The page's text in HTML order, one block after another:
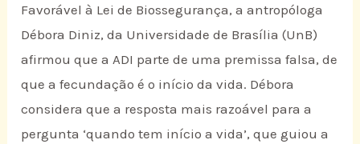
Favorável à Lei de Biossegurança, a antropóloga
Débora Diniz, da Universidade de Brasília (UnB)
afirmou que a ADI parte de uma premissa falsa, de
que a fecundação é o início da vida. Débora
considera que a resposta mais razoável para a
pergunta ‘quando tem início a vida’, que guiou a